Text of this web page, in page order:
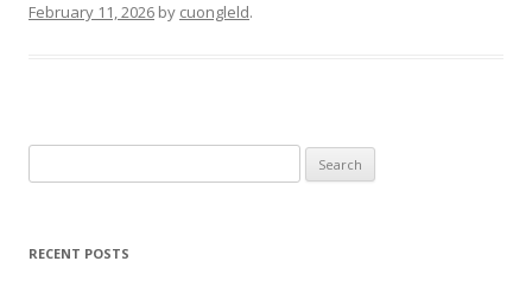
February 11, 2026 by cuongleld.
for:
RECENT POSTS